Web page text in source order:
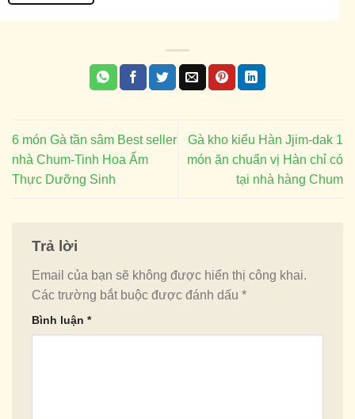
6 món Gà tần sâm Best seller
nhà Chum-Tinh Hoa Ẩm
Thực Dưỡng Sinh
Gà kho kiểu Hàn Jjim-dak 1
món ăn chuẩn vị Hàn chỉ có
tại nhà hàng Chum
Trả lời
Email của bạn sẽ không được hiển thị công khai.
Các trường bắt buộc được đánh dấu *
Bình luận *